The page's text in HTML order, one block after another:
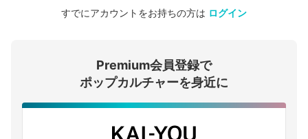
会員登録する
ログインする
すでにアカウントをお持ちの方は ログイン
Premium会員登録で
ポップカルチャーを身近に